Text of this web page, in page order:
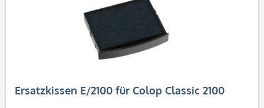
Ersatzkissen E/2100 für Colop Classic 2100